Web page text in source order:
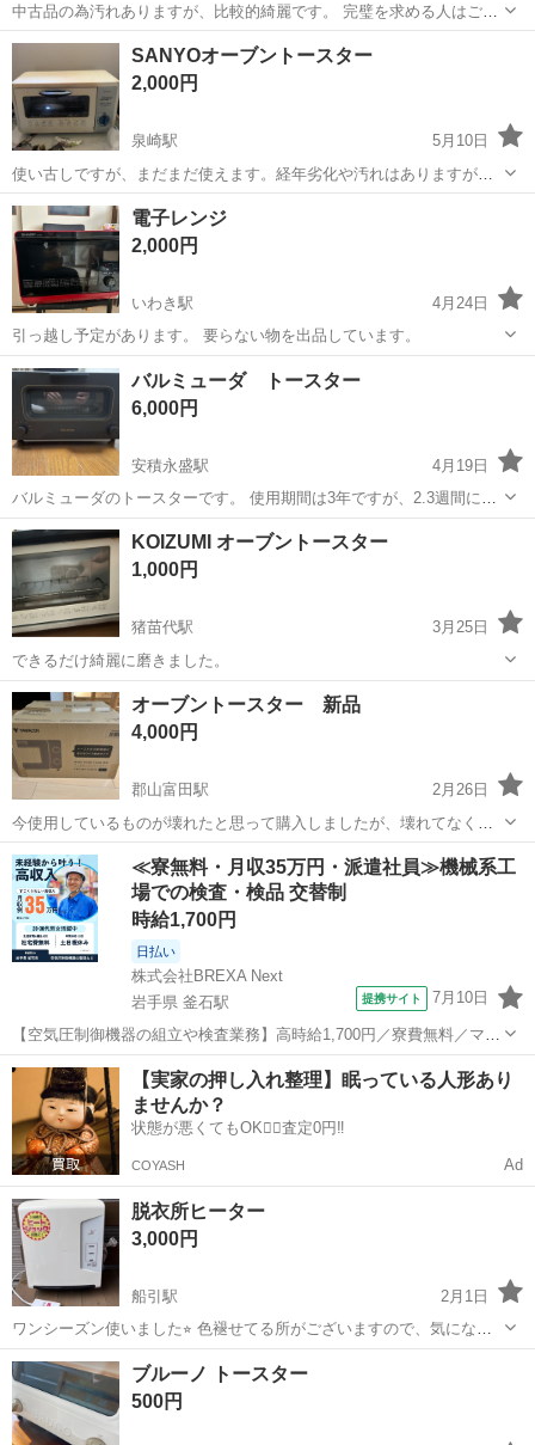
中古品の為汚れありますが、比較的綺麗です。 完璧を求める人はご遠
慮ください。 3N
福島 伊達市 キッチン家電 トースター
SANYOオーブントースター
2,000円
泉崎駅
5月10日
使い古しですが、まだまだ使えます。経年劣化や汚れはありますがま
だまだ使えます。 簡易清掃になりますが、サビや汚れは残ります。 本
体手渡しになります 奥行きが広く、グラタン等焼くときに便利です。
とりあえず使えれば良いって方 ...
福島 西白河郡
電子レンジ
2,000円
いわき駅
4月24日
引っ越し予定があります。 要らない物を出品しています。
福島 いわき市 いわき駅 キッチン家電
バルミューダ トースター
6,000円
安積永盛駅
4月19日
バルミューダのトースターです。 使用期間は3年ですが、2.3週間に一
度の頻度です。 お引き取りは郡山市でお願いします。 場所はある程度
柔軟に対応させていただきます
福島 郡山市 キッチン家電
KOIZUMI オーブントースター
1,000円
猪苗代駅
3月25日
できるだけ綺麗に磨きました。
福島 耶麻郡 猪苗代駅 キッチン家電
オーブントースター 新品
4,000円
郡山富田駅
2月26日
今使用しているものが壊れたと思って購入しましたが、壊れてなくて
使えたので、出品します。 山善 YTV-WC120H ワイドオーブントー
スター
福島 郡山市 郡山富田駅 キッチン家電 山善
≪寮無料・月収35万円・派遣社員≫機械系工
場での検査・検品 交替制
時給1,700円
日払い
株式会社BREXA Next
岩手県 釜石駅
提携サイト 7月10日
【空気圧制御機器の組立や検査業務】高時給1,700円／寮費無料／マイ
カー通勤OK＆工場敷地内に無料駐車場あり 人気の工場のお仕事 ◇空
気圧制御機器（シリンダ、バルブ等）の製造・組立、検査、梱包、入
出荷業務◇ ＊大手メーカー...
岩手 釜石市 釜石駅 その他
【実家の押し入れ整理】眠っている人形あり
ませんか？
状態が悪くてもOK🙆‍♀️査定0円‼️
COYASH Ad
脱衣所ヒーター
3,000円
船引駅
2月1日
ワンシーズン使いました⭐︎ 色褪せてる所がございますので、気になら
ない方にm(._.)m
福島 田村市 キッチン家電
ブルーノ トースター
500円